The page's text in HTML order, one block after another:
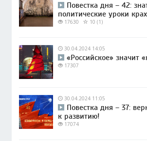
Повестка дня – 42:
политические уроки
17630 10 (1)
30.04.2024 14:05
«Российское» значит
17307
30.04.2024 11:05
Повестка дня – 37:
к развитию!
17074